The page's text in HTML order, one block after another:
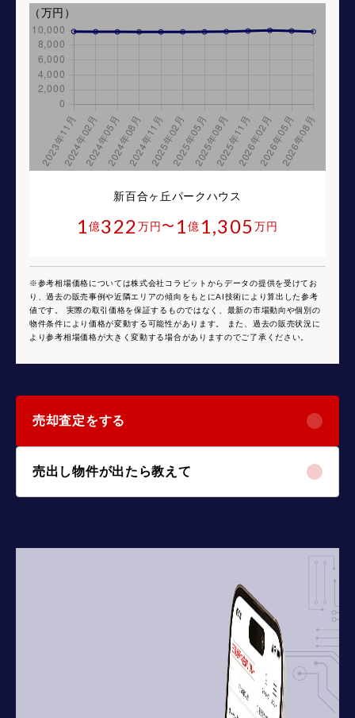
新百合ヶ丘パークハウス
1億322万円 〜 1億 1,305万円
※参考相場価格については株式会社コラビットからデータの提供を受けてお
り、過去の販売事例や近隣エリアの傾向をもとにAI技術により算出した参考
値です。 実際の取引価格を保証するものではなく、最新の市場動向や個別の
物件条件により価格が変動する可能性があります。 また、過去の販売状況に
より参考相場価格が大きく変動する場合がありますのでご了承ください。
（万円）
売却査定をする
売出し物件が出たら教えて